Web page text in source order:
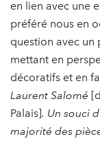
en lien avec une
préféré nous en
question avec un
mettant en
décoratifs et en
Laurent Salomé
Palais]. Un souci
majorité des